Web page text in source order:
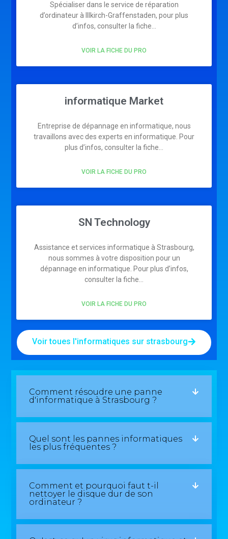
Spécialiser dans le service de réparation
d’ordinateur à Illkirch-Graffenstaden, pour plus
d’infos, consulter la fiche…
VOIR LA FICHE DU PRO
informatique Market
Entreprise de dépannage en informatique, nous
travaillons avec des experts en informatique. Pour
plus d’infos, consulter la fiche…
VOIR LA FICHE DU PRO
SN Technology
Assistance et services informatique à Strasbourg,
nous sommes à votre disposition pour un
dépannage en informatique. Pour plus d’infos,
consulter la fiche…
VOIR LA FICHE DU PRO
Voir toues l'informatiques sur strasbourg
Comment résoudre une panne
d'informatique à Strasbourg ?
Quel sont les pannes informatiques
les plus fréquentes ?
Comment et pourquoi faut t-il
nettoyer le disque dur de son
ordinateur ?